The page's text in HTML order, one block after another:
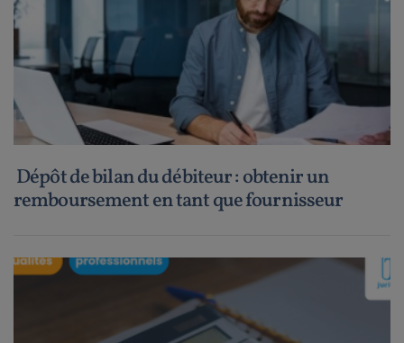
Dépôt de bilan du débiteur : obtenir un
remboursement en tant que fournisseur